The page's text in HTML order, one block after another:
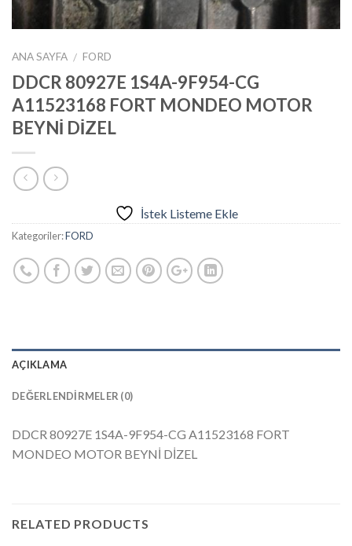
ANA SAYFA / FORD
DDCR 80927E 1S4A-9F954-CG
A11523168 FORT MONDEO MOTOR
BEYNİ DİZEL
İstek Listeme Ekle
Kategoriler:FORD
AÇIKLAMA
DEĞERLENDIRMELER (0)
DDCR 80927E 1S4A-9F954-CG A11523168 FORT
MONDEO MOTOR BEYNİ DİZEL
RELATED PRODUCTS